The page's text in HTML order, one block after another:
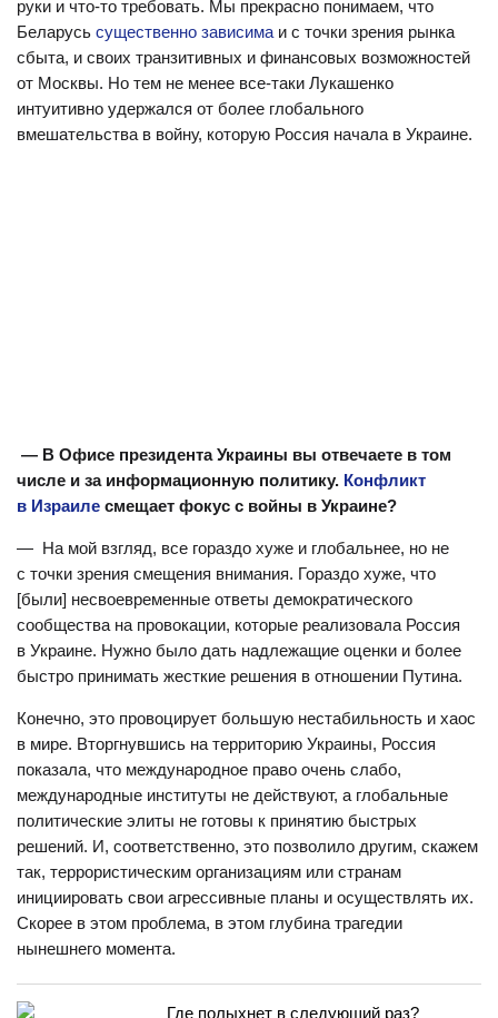
руки и что-то требовать. Мы прекрасно понимаем, что
Беларусь существенно зависима и с точки зрения рынка
сбыта, и своих транзитивных и финансовых возможностей
от Москвы. Но тем не менее все-таки Лукашенко
интуитивно удержался от более глобального
вмешательства в войну, которую Россия начала в Украине.
— В Офисе президента Украины вы отвечаете в том
числе и за информационную политику. Конфликт
в Израиле смещает фокус с войны в Украине?
— На мой взгляд, все гораздо хуже и глобальнее, но не
с точки зрения смещения внимания. Гораздо хуже, что
[были] несвоевременные ответы демократического
сообщества на провокации, которые реализовала Россия
в Украине. Нужно было дать надлежащие оценки и более
быстро принимать жесткие решения в отношении Путина.
Конечно, это провоцирует большую нестабильность и хаос
в мире. Вторгнувшись на территорию Украины, Россия
показала, что международное право очень слабо,
международные институты не действуют, а глобальные
политические элиты не готовы к принятию быстрых
решений. И, соответственно, это позволило другим, скажем
так, террористическим организациям или странам
инициировать свои агрессивные планы и осуществлять их.
Скорее в этом проблема, в этом глубина трагедии
нынешнего момента.
Где полыхнет в следующий раз?